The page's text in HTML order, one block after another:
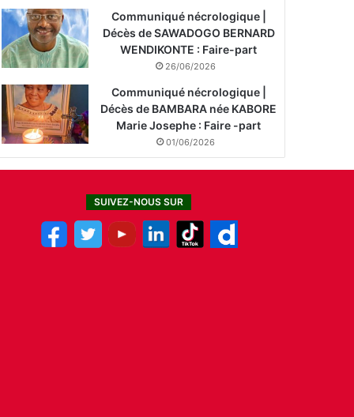
Communiqué nécrologique |
Décès de SAWADOGO BERNARD
WENDIKONTE : Faire-part
26/06/2026
Communiqué nécrologique |
Décès de BAMBARA née KABORE
Marie Josephe : Faire -part
01/06/2026
SUIVEZ-NOUS SUR